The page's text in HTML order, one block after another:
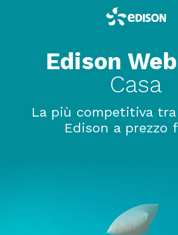
Edison
Casa
La più competitiva
Edison a prezzo